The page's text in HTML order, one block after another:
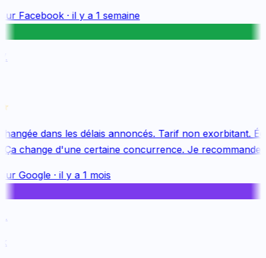
Facebook· il y a 1 semaine
dans les délais annoncés. Tarif non exorbitant.
change d'une certaine concurrence. Je recommande
Google· il y a 1 mois